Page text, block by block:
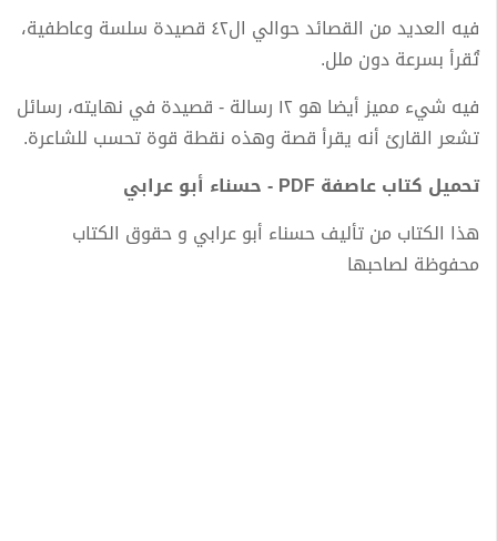
فيه العديد من القصائد حوالي ال٤٢ قصيدة سلسة وعاطفية،
تُقرأ بسرعة دون ملل.
فيه شيء مميز أيضا هو ١٢ رسالة - قصيدة في نهايته، رسائل
تشعر القارئ أنه يقرأ قصة وهذه نقطة قوة تحسب للشاعرة.
تحميل كتاب عاصفة PDF - حسناء أبو عرابي
هذا الكتاب من تأليف حسناء أبو عرابي و حقوق الكتاب
محفوظة لصاحبها